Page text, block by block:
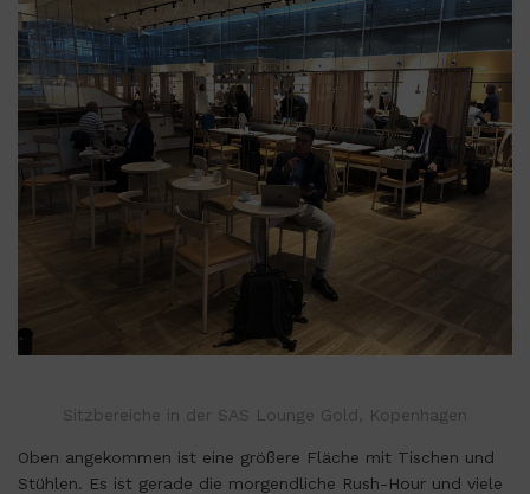
Sitzbereiche in der SAS Lounge Gold, Kopenhagen
Oben angekommen ist eine größere Fläche mit Tischen und
Stühlen. Es ist gerade die morgendliche Rush-Hour und viele